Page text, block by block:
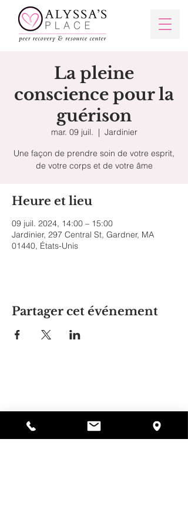
La pleine
conscience pour la
guérison
mar. 09 juil.
  |
Jardinier
Une façon de prendre soin de votre esprit,
de votre corps et de votre âme
Heure et lieu
09 juil. 2024, 14:00 – 15:00
Jardinier, 297 Central St, Gardner, MA
01440, États-Unis
Partager cet événement
01440
978-364-0920